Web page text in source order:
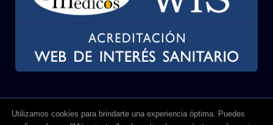
Utilizamos cookies para brindarte una experiencia óptima. Puedes